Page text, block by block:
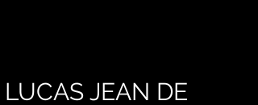
LUCAS JEAN DE